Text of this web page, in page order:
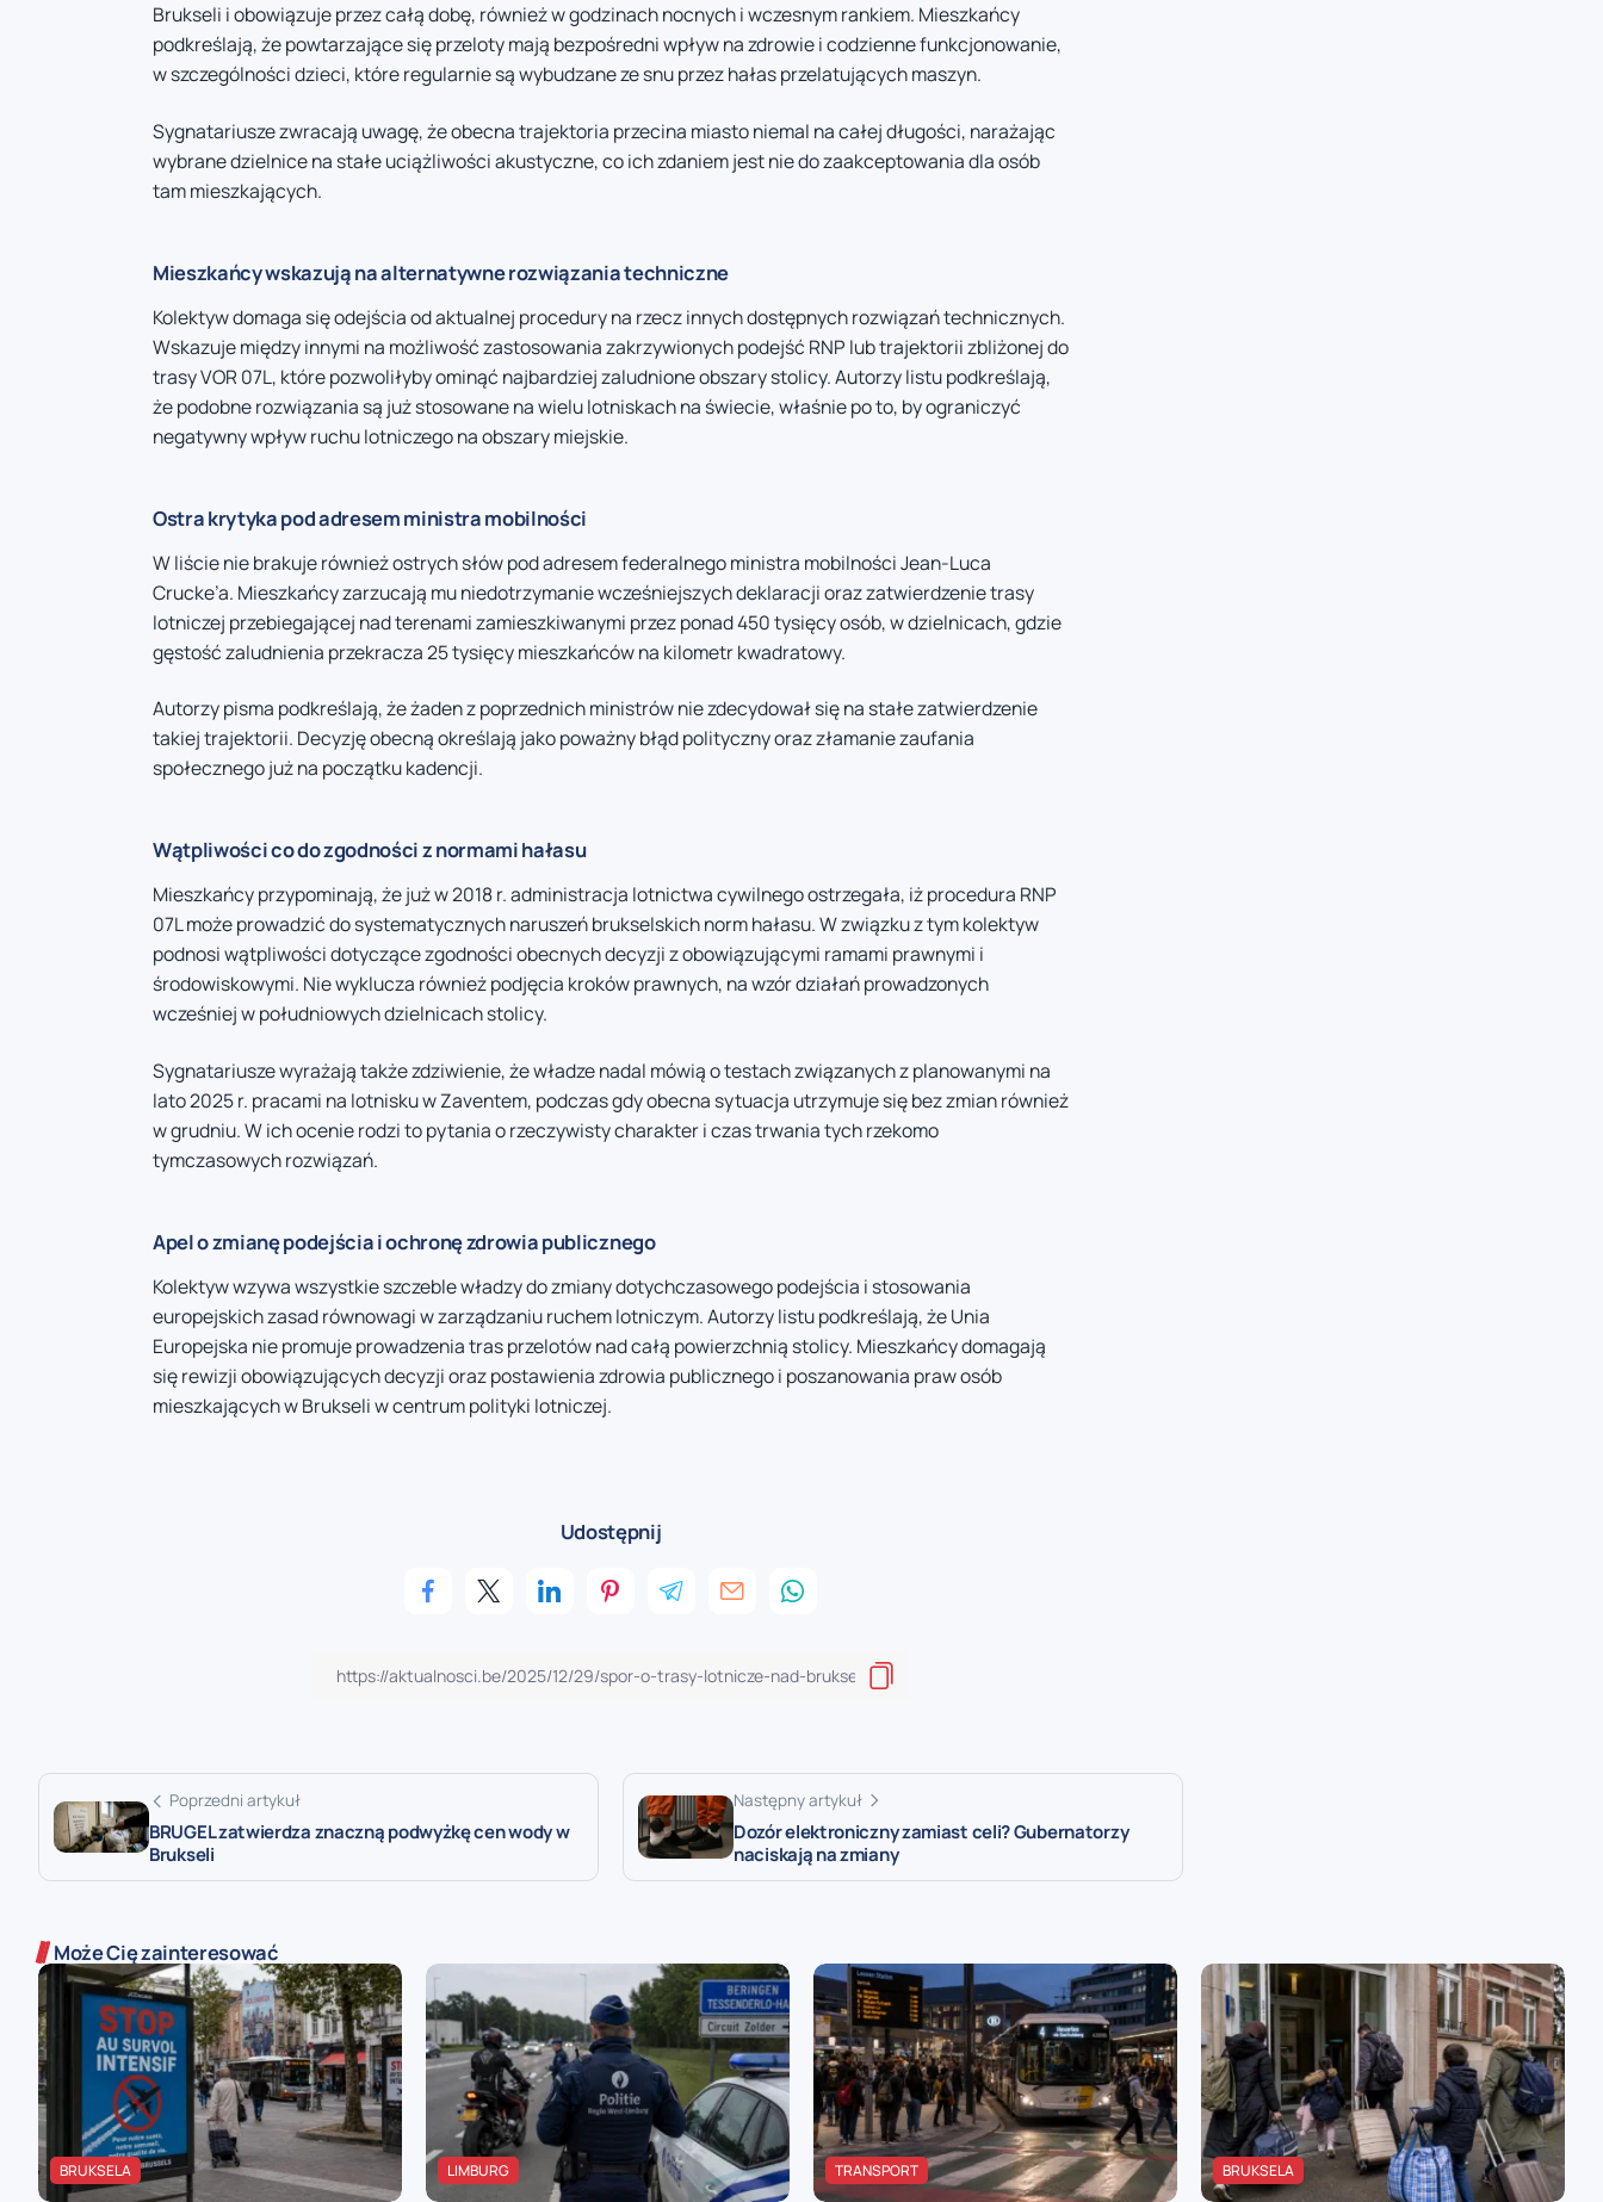
Brukseli i obowiązuje przez całą dobę, również w godzinach nocnych i wczesnym rankiem. Mieszkańcy
podkreślają, że powtarzające się przeloty mają bezpośredni wpływ na zdrowie i codzienne funkcjonowanie,
w szczególności dzieci, które regularnie są wybudzane ze snu przez hałas przelatujących maszyn.
Sygnatariusze zwracają uwagę, że obecna trajektoria przecina miasto niemal na całej długości, narażając
wybrane dzielnice na stałe uciążliwości akustyczne, co ich zdaniem jest nie do zaakceptowania dla osób
tam mieszkających.
Mieszkańcy wskazują na alternatywne rozwiązania techniczne
Kolektyw domaga się odejścia od aktualnej procedury na rzecz innych dostępnych rozwiązań technicznych.
Wskazuje między innymi na możliwość zastosowania zakrzywionych podejść RNP lub trajektorii zbliżonej do
trasy VOR 07L, które pozwoliłyby ominąć najbardziej zaludnione obszary stolicy. Autorzy listu podkreślają,
że podobne rozwiązania są już stosowane na wielu lotniskach na świecie, właśnie po to, by ograniczyć
negatywny wpływ ruchu lotniczego na obszary miejskie.
Ostra krytyka pod adresem ministra mobilności
W liście nie brakuje również ostrych słów pod adresem federalnego ministra mobilności Jean-Luca
Crucke’a. Mieszkańcy zarzucają mu niedotrzymanie wcześniejszych deklaracji oraz zatwierdzenie trasy
lotniczej przebiegającej nad terenami zamieszkiwanymi przez ponad 450 tysięcy osób, w dzielnicach, gdzie
gęstość zaludnienia przekracza 25 tysięcy mieszkańców na kilometr kwadratowy.
Autorzy pisma podkreślają, że żaden z poprzednich ministrów nie zdecydował się na stałe zatwierdzenie
takiej trajektorii. Decyzję obecną określają jako poważny błąd polityczny oraz złamanie zaufania
społecznego już na początku kadencji.
Wątpliwości co do zgodności z normami hałasu
Mieszkańcy przypominają, że już w 2018 r. administracja lotnictwa cywilnego ostrzegała, iż procedura RNP
07L może prowadzić do systematycznych naruszeń brukselskich norm hałasu. W związku z tym kolektyw
podnosi wątpliwości dotyczące zgodności obecnych decyzji z obowiązującymi ramami prawnymi i
środowiskowymi. Nie wyklucza również podjęcia kroków prawnych, na wzór działań prowadzonych
wcześniej w południowych dzielnicach stolicy.
Sygnatariusze wyrażają także zdziwienie, że władze nadal mówią o testach związanych z planowanymi na
lato 2025 r. pracami na lotnisku w Zaventem, podczas gdy obecna sytuacja utrzymuje się bez zmian również
w grudniu. W ich ocenie rodzi to pytania o rzeczywisty charakter i czas trwania tych rzekomo
tymczasowych rozwiązań.
Apel o zmianę podejścia i ochronę zdrowia publicznego
Kolektyw wzywa wszystkie szczeble władzy do zmiany dotychczasowego podejścia i stosowania
europejskich zasad równowagi w zarządzaniu ruchem lotniczym. Autorzy listu podkreślają, że Unia
Europejska nie promuje prowadzenia tras przelotów nad całą powierzchnią stolicy. Mieszkańcy domagają
się rewizji obowiązujących decyzji oraz postawienia zdrowia publicznego i poszanowania praw osób
mieszkających w Brukseli w centrum polityki lotniczej.
Udostępnij
Poprzedni artykuł
BRUGEL zatwierdza znaczną podwyżkę cen wody w
Brukseli
Następny artykuł
Dozór elektroniczny zamiast celi? Gubernatorzy
naciskają na zmiany
Może Cię zainteresować
BRUKSELA LIMBURG TRANSPORT BRUKSELA